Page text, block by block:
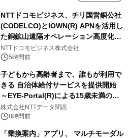
NTTドコモビジネス、チリ国営銅公社
(CODELCO)とIOWN(R) APNを活用し
た銅鉱山遠隔オペレーション高度化に
向けた調査・実証を開始
NTTドコモビジネス株式会社
5時間前
子どもから高齢者まで、誰もが利用で
きる 自治体給付サービスを提供開始
～EYE-Portal(R)による15歳未満の本
人認証と デジタルデバイド対策で実現
～
株式会社NTTデータ関西
8時間前
「乗換案内」アプリ、 マルチモーダル